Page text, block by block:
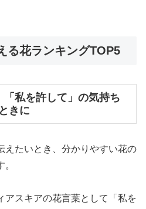
る花ランキングTOP5
私を許して」の気持ち
きに
えたいとき、分かりやすい花の
。
アスキアの花言葉として「私を